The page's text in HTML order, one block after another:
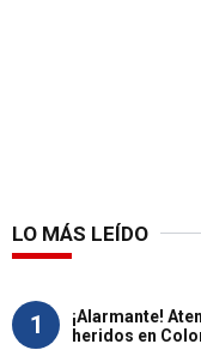
LO MÁS LEÍDO
1
¡Alarmante!
heridos en